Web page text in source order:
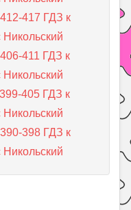
417 ГДЗ к
Никольский
411 ГДЗ к
Никольский
405 ГДЗ к
Никольский
398 ГДЗ к
Никольский